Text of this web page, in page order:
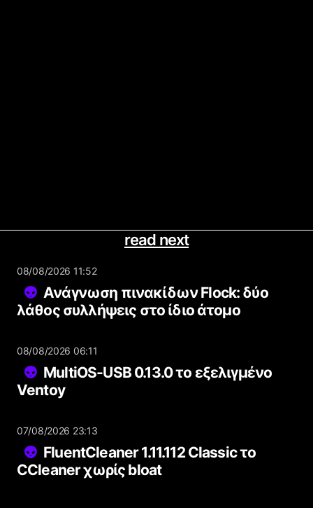
read next
08/08/2026 11:52
Ανάγνωση πινακίδων Flock: δύο
λάθος συλλήψεις στο ίδιο άτομο
08/08/2026 06:11
MultiOS-USB 0.13.0 το εξελιγμένο
Ventoy
07/08/2026 23:13
FluentCleaner 1.11.112 Classic το
CCleaner χωρίς bloat